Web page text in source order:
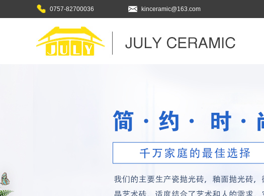
0757-82700036 kinceramic@163.com